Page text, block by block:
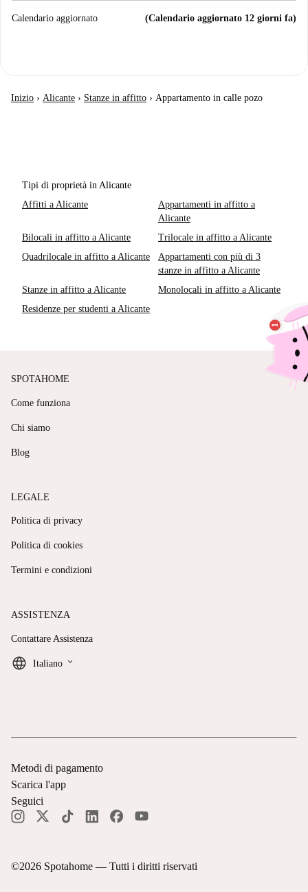
Calendario aggiornato (Calendario aggiornato 12 giorni fa)
Inizio › Alicante › Stanze in affitto › Appartamento in calle pozo
Tipi di proprietà in Alicante
Affitti a Alicante
Appartamenti in affitto a
Alicante
Bilocali in affitto a Alicante
Trilocale in affitto a Alicante
Quadrilocale in affitto a Alicante
Appartamenti con più di 3
stanze in affitto a Alicante
Stanze in affitto a Alicante
Monolocali in affitto a Alicante
Residenze per studenti a Alicante
SPOTAHOME
Come funziona
Chi siamo
Blog
LEGALE
Politica di privacy
Politica di cookies
Termini e condizioni
ASSISTENZA
Contattare Assistenza
Italiano keyboard_arrow_down
©2026 Spotahome — Tutti i diritti riservati
Metodi di pagamento
Scarica l'app
Seguici